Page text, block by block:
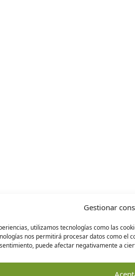
Gestionar
utilizamos tecnologías como las
nos permitirá procesar datos como el
puede afectar negativamente a